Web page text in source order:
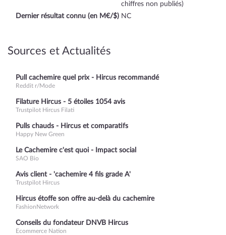
chiffres non publiés)
Dernier résultat connu (en M€/$) NC
Sources et Actualités
Pull cachemire quel prix - Hircus recommandé
Reddit r/Mode
Filature Hircus - 5 étoiles 1054 avis
Trustpilot Hircus Filati
Pulls chauds - Hircus et comparatifs
Happy New Green
Le Cachemire c'est quoi - Impact social
SAO Bio
Avis client - 'cachemire 4 fils grade A'
Trustpilot Hircus
Hircus étoffe son offre au-delà du cachemire
FashionNetwork
Conseils du fondateur DNVB Hircus
Ecommerce Nation